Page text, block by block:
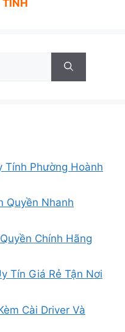
Tính Phường Hoành
Quyền Nhanh
Chính Hãng
Tín Giá Rẻ Tận Nơi
Cài Driver Và